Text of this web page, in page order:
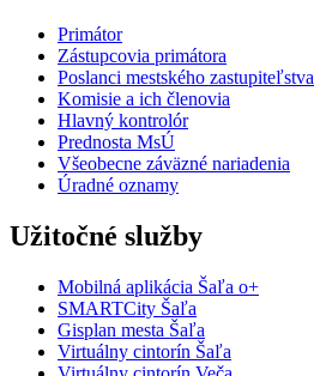
Primátor
Zástupcovia primátora
Poslanci mestského zastupiteľstva
Komisie a ich členovia
Hlavný kontrolór
Prednosta MsÚ
Všeobecne záväzné nariadenia
Úradné oznamy
Užitočné služby
Mobilná aplikácia Šaľa o+
SMARTCity Šaľa
Gisplan mesta Šaľa
Virtuálny cintorín Šaľa